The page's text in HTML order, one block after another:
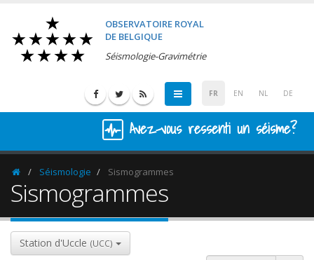
OBSERVATOIRE ROYAL
DE BELGIQUE
Séismologie-Gravimétrie
FR EN NL DE
Avez-vous ressenti un séisme?
HomepageSéismologie Sismogrammes
Sismogrammes
Station d'Uccle (UCC)